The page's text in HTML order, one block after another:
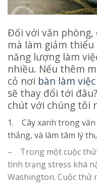
Đối với văn
mà làm giảm
năng lượng làm
nhiều. Nếu thêm
cỏ nơi bàn làm
sẽ thay đổi tới
chút với chúng tôi
1. Cây xanh trong
thẳng, và làm tâm lý
– Trong một cuộc thử
tình trạng stress khá
Washington. Cuộc thử